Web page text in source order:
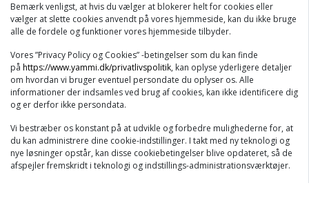
Bemærk venligst, at hvis du vælger at blokerer helt for cookies eller
vælger at slette cookies anvendt på vores hjemmeside, kan du ikke bruge
alle de fordele og funktioner vores hjemmeside tilbyder.
Vores ”Privacy Policy og Cookies” -betingelser som du kan finde
på https://www.yammi.dk/privatlivspolitik, kan oplyse yderligere detaljer
om hvordan vi bruger eventuel persondate du oplyser os. Alle
informationer der indsamles ved brug af cookies, kan ikke identificere dig
og er derfor ikke persondata.
Vi bestræber os konstant på at udvikle og forbedre mulighederne for, at
du kan administrere dine cookie-indstillinger. I takt med ny teknologi og
nye løsninger opstår, kan disse cookiebetingelser blive opdateret, så de
afspejler fremskridt i teknologi og indstillings-administrationsværktøjer.